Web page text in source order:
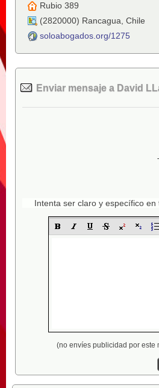
Rubio 389
(2820000) Rancagua Chile
soloabogados.org/1275
Enviar mensaje a David
Intenta ser claro y específico
(no envíes publicidad por este